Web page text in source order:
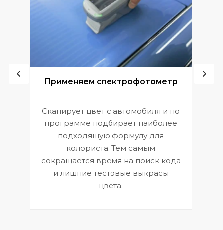
Применяем спектрофотометр
Сканирует цвет с автомобиля и по
программе подбирает наиболее
подходящую формулу для
колориста. Тем самым
сокращается время на поиск кода
и лишние тестовые выкрасы
цвета.